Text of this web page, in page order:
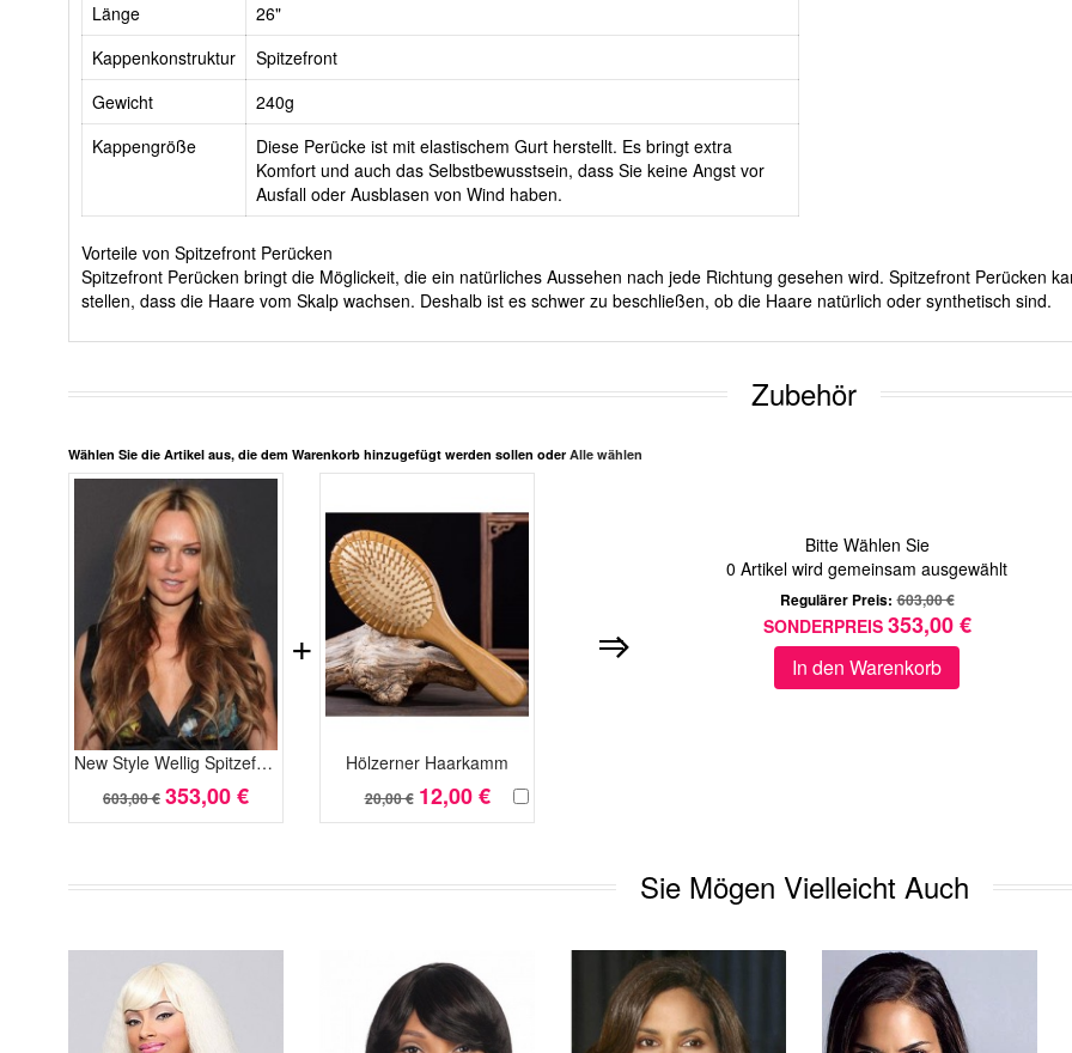
Länge
26"
Kappenkonstruktur
Spitzefront
Gewicht
240g
Kappengröße
Diese Perücke ist mit elastischem Gurt herstellt. Es bringt extra
Komfort und auch das Selbstbewusstsein, dass Sie keine Angst vor
Ausfall oder Ausblasen von Wind haben.
Vorteile von Spitzefront Perücken
Spitzefront Perücken bringt die Möglickeit, die ein natürliches Aussehen nach jede Richtung gesehen wird. Spitzefront Perücken
stellen, dass die Haare vom Skalp wachsen. Deshalb ist es schwer zu beschließen, ob die Haare natürlich oder synthetisch sind.
Zubehör
Wählen Sie die Artikel aus, die dem Warenkorb hinzugefügt werden sollen oder Alle wählen
New Style Wellig Spitzefront Populäre Echthaar Perücke
603,00 € 353,00 €
Hölzerner Haarkamm
20,00 € 12,00 €
+
Bitte Wählen Sie
0 Artikel wird gemeinsam ausgewählt
Regulärer Preis: 603,00 €
SONDERPREIS 353,00 €
In den Warenkorb
Sie Mögen Vielleicht Auch